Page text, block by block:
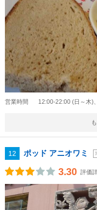
営業時間 12:00-22:00 (日～木)
12 ポッド アニオワミ
3.30 評価